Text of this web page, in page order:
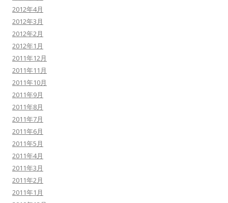
2012年4月
2012年3月
2012年2月
2012年1月
2011年12月
2011年11月
2011年10月
2011年9月
2011年8月
2011年7月
2011年6月
2011年5月
2011年4月
2011年3月
2011年2月
2011年1月